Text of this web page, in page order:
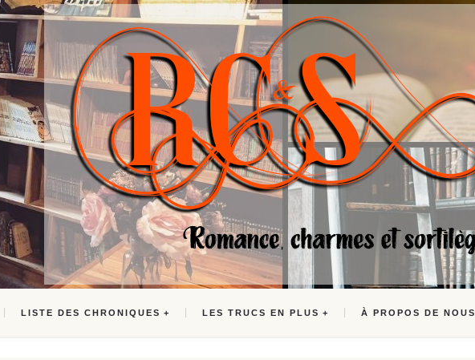
LISTE DES CHRONIQUES LES TRUCS EN PLUS À PROPOS DE NOUS